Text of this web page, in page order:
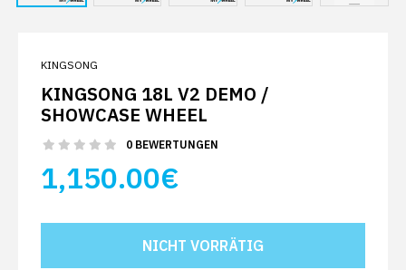
KINGSONG
KINGSONG 18L V2 DEMO /
SHOWCASE WHEEL
0 BEWERTUNGEN
1,150.00€